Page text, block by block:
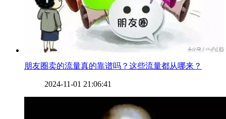
​朋友圈卖的流量真的靠谱吗？这些流量都从哪来？
2024-11-01 21:06:41